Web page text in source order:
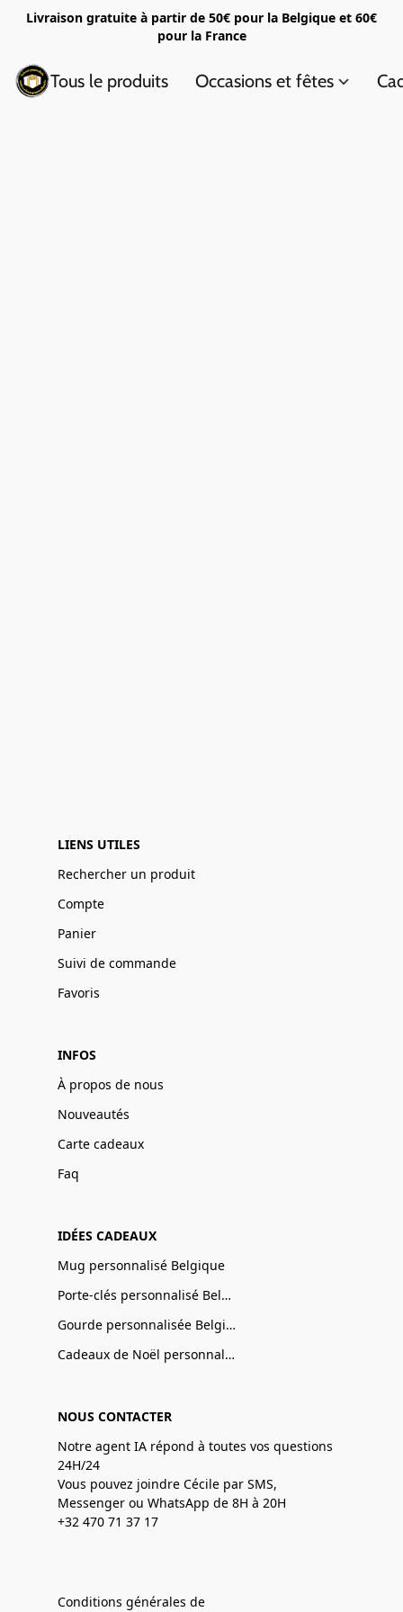
Livraison gratuite à partir de 50€ pour la Belgique et 60€
pour la France
Tous le produits Occasions et fêtes
LIENS UTILES
Rechercher un produit
Compte
Panier
Suivi de commande
Favoris
INFOS
À propos de nous
Nouveautés
Carte cadeaux
Faq
IDÉES CADEAUX
Mug personnalisé Belgique
Porte-clés personnalisé Belgique
Gourde personnalisée Belgique
Cadeaux de Noël personnalisé Belgique
NOUS CONTACTER
Notre agent IA répond à toutes vos questions
24H/24
Vous pouvez joindre Cécile par SMS,
Messenger ou WhatsApp de 8H à 20H
+32 470 71 37 17
Conditions générales de